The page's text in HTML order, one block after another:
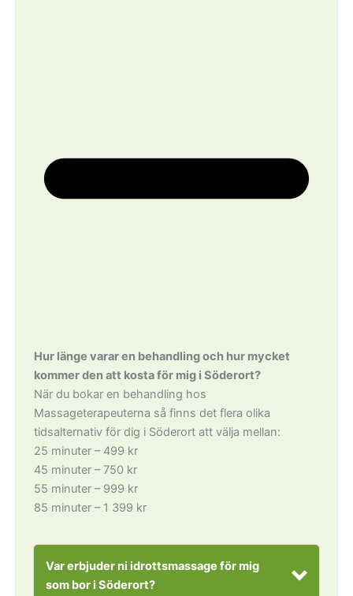
Hur länge varar en behandling och hur mycket
kommer den att kosta för mig i Söderort?
När du bokar en behandling hos
Massageterapeuterna så finns det flera olika
tidsalternativ för dig i Söderort att välja mellan:
25 minuter – 499 kr
45 minuter – 750 kr
55 minuter – 999 kr
85 minuter – 1 399 kr
Var erbjuder ni idrottsmassage för mig
som bor i Söderort?